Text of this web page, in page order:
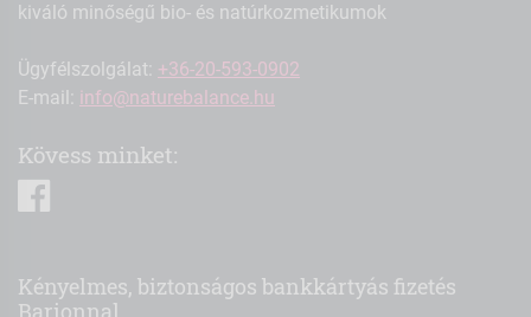
kiváló minőségű bio- és natúrkozmetikumok
Ügyfélszolgálat: +36-20-593-0902
E-mail: info@naturebalance.hu
Kövess minket:
Kényelmes, biztonságos bankkártyás fizetés